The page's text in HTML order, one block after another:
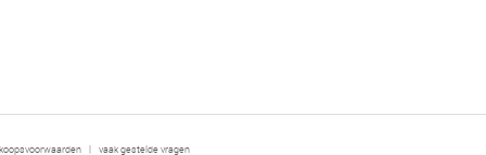
| vaak gestelde vragen